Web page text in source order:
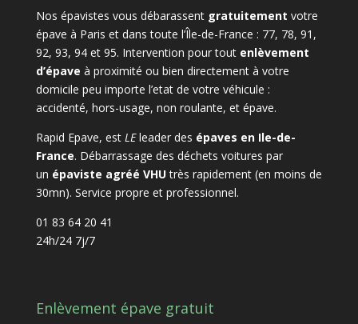
Nos épavistes vous débarassent gratuitement votre
épave à Paris et dans toute l’Île-de-France : 77, 78, 91,
92, 93, 94 et 95. Intervention pour tout enlèvement
d’épave à proximité ou bien directement à votre
domicile peu importe l’etat de votre véhicule :
accidenté, hors-usage, non roulante, et épave.
Rapid Epave, est LEleader des épaves en Ile-de-
France. Débarrassage des déchets voitures par
un épaviste agréé VHUtrès rapidement (en moins de
30mn). Service propre et professionnel.
01 83 64 20 41
24h/24 7j/7
Enlèvement épave gratuit